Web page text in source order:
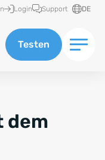
Login Support DE
Testen
dem